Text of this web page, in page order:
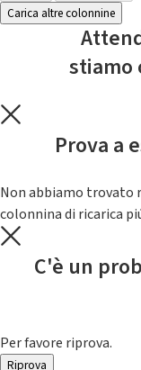
Carica altre colonnine
stiamo
Prova a
Non abbiamo trovato
colonnina di ricarica
C'è un
Per favore riprova.
Riprova